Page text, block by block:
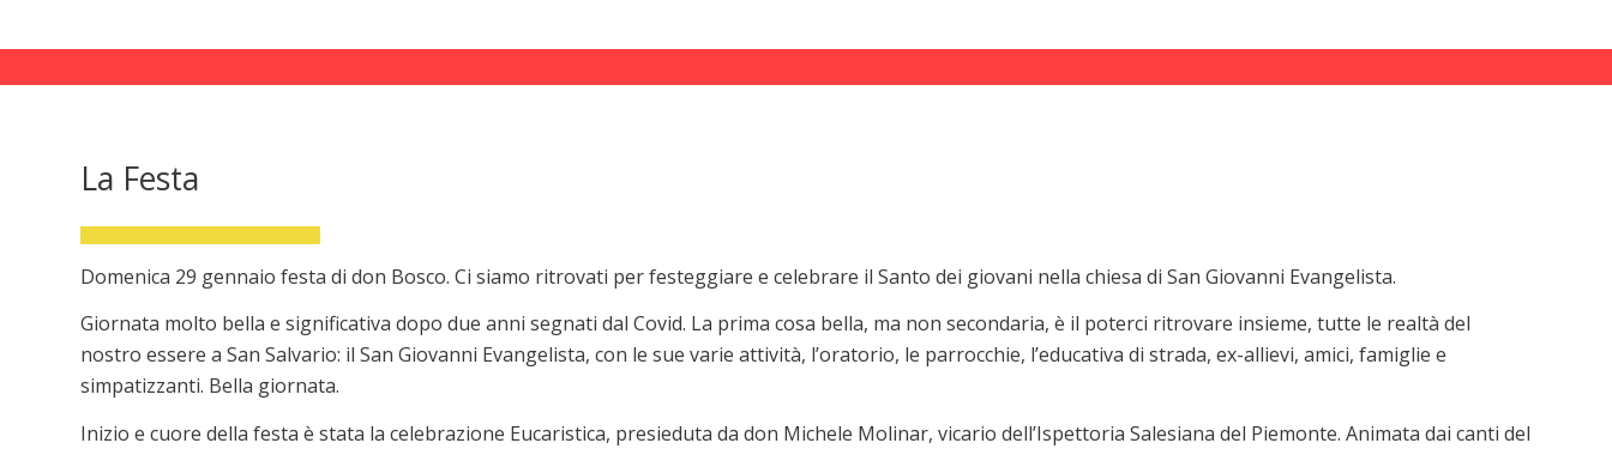
La Festa
Domenica 29 gennaio festa di don Bosco. Ci siamo ritrovati per festeggiare e celebrare il Santo dei giovani nella chiesa di San Giovanni Evangelista.
Giornata molto bella e significativa dopo due anni segnati dal Covid. La prima cosa bella, ma non secondaria, è il poterci ritrovare insieme, tutte le realtà del
nostro essere a San Salvario: il San Giovanni Evangelista, con le sue varie attività, l’oratorio, le parrocchie, l’educativa di strada, ex-allievi, amici, famiglie e
simpatizzanti. Bella giornata.
Inizio e cuore della festa è stata la celebrazione Eucaristica, presieduta da don Michele Molinar, vicario dell’Ispettoria Salesiana del Piemonte. Animata dai canti del